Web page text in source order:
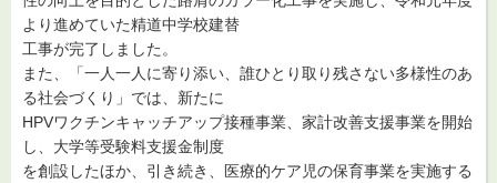
より進めていた精道中学校建替
工事が完了しました。
また、「一人一人に寄り添い、誰ひとり取り残さない多様性のあ
る社会づくり」では、新たに
HPVワクチンキャッチアップ接種事業、家計改善支援事業を開始
し、大学等受験料支援金制度
を創設したほか、引き続き、医療的ケア児の保育事業を実施する